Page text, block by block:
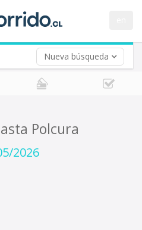
Nueva búsqueda
Polcura
2026